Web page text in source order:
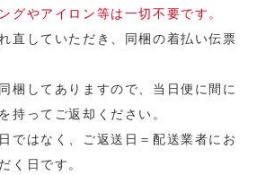
グやアイロン等は一切不要です。
直していただき、同梱の着払い伝票
梱してありますので、当日便に間に
持ってご返却ください。
ではなく、ご返送日＝配送業者にお
く日です。